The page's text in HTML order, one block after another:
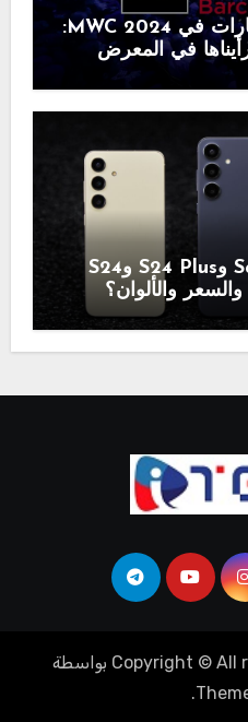
أفضل المنتجات والابتكارات في MWC 2024:
في المعرض
Samsung Galaxy S24 وS24 Plus وS24
Copyright © All بواسطة
.